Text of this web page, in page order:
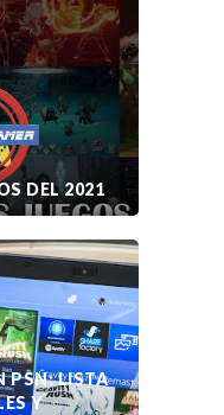
DEL 2021
PSN: LISTA
Y